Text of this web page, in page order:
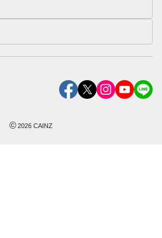
©2026 CAINZ